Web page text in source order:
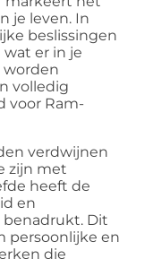
je leven. In
beslissingen
er in je
worden
volledig
voor Ram-
verdwijnen
zijn met
heeft de
en
Dit
persoonlijke en
die